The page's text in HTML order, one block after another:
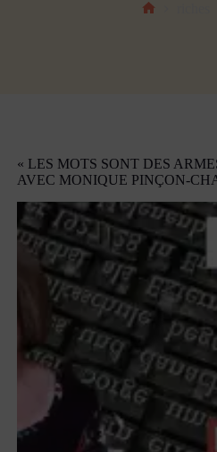
« LES MOTS SONT DES
AVEC MONIQUE PINÇON-